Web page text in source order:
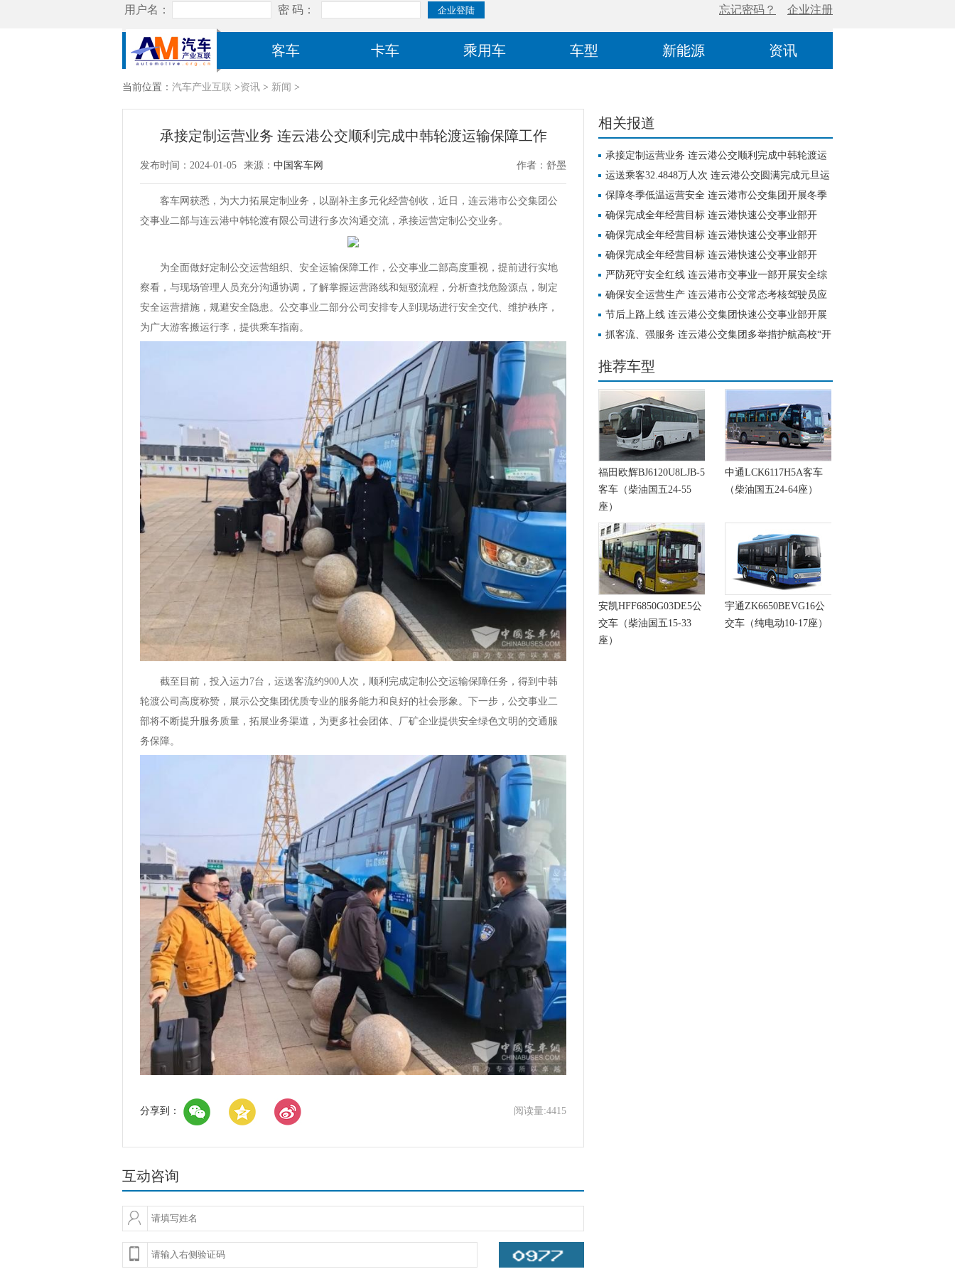
客车 卡车 乘用车 车型 新能源 资讯
当前位置： 汽车产业互联 >资讯 > 新闻 >
承接定制运营业务 连云港公交顺利完成中韩轮渡运输保障工作
发布时间：2024-01-05 来源： 中国客车网 作者：舒墨
客车网获悉，为大力拓展定制业务，以副补主多元化经营创收，近日，连云港市公交集团公
交事业二部与连云港中韩轮渡有限公司进行多次沟通交流，承接运营定制公交业务。
为全面做好定制公交运营组织、安全运输保障工作，公交事业二部高度重视，提前进行实地
察看，与现场管理人员充分沟通协调，了解掌握运营路线和短驳流程，分析查找危险源点，制定
安全运营措施，规避安全隐患。公交事业二部分公司安排专人到现场进行安全交代、维护秩序，
为广大游客搬运行李，提供乘车指南。
截至目前，投入运力7台，运送客流约900人次，顺利完成定制公交运输保障任务，得到中韩
轮渡公司高度称赞，展示公交集团优质专业的服务能力和良好的社会形象。下一步，公交事业二
部将不断提升服务质量，拓展业务渠道，为更多社会团体、厂矿企业提供安全绿色文明的交通服
务保障。
分享到： 阅读量:4415
互动咨询
相关报道
承接定制运营业务 连云港公交顺利完成中韩轮渡运
输保障工作
运送乘客32.4848万人次 连云港公交圆满完成元旦运
输保障工作
保障冬季低温运营安全 连云港市公交集团开展冬季
机务大检查
确保完成全年经营目标 连云港快速公交事业部开
启“决战模式”
确保完成全年经营目标 连云港快速公交事业部开
启“决战模式”
确保完成全年经营目标 连云港快速公交事业部开
启“决战模式”
严防死守安全红线 连云港市交事业一部开展安全综
合检查
确保安全运营生产 连云港市公交常态考核驾驶员应
急处置能力
节后上路上线 连云港公交集团快速公交事业部开展
安全检查
抓客流、强服务 连云港公交集团多举措护航高校“开
推荐车型
福田欧辉BJ6120U8LJB-5
客车（柴油国五24-55
座）
中通LCK6117H5A客车
（柴油国五24-64座）
安凯HFF6850G03DE5公
交车（柴油国五15-33
座）
宇通ZK6650BEVG16公
交车（纯电动10-17座）